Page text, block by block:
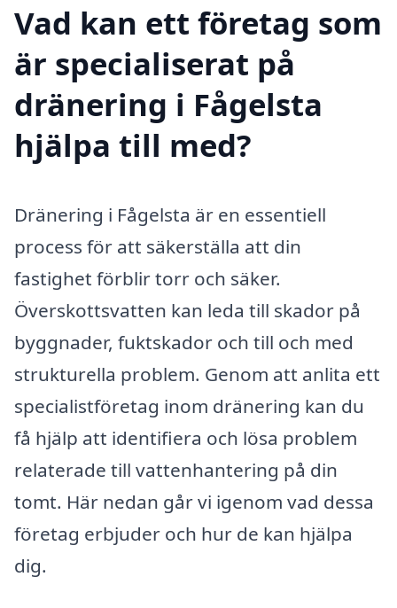
Vad kan ett företag som
är specialiserat på
dränering i Fågelsta
hjälpa till med?
Dränering i Fågelsta är en essentiell
process för att säkerställa att din
fastighet förblir torr och säker.
Överskottsvatten kan leda till skador på
byggnader, fuktskador och till och med
strukturella problem. Genom att anlita ett
specialistföretag inom dränering kan du
få hjälp att identifiera och lösa problem
relaterade till vattenhantering på din
tomt. Här nedan går vi igenom vad dessa
företag erbjuder och hur de kan hjälpa
dig.